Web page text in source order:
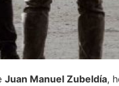
Juan Manuel Zubeldía,